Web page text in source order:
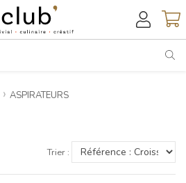
ASPIRATEURS
Trier :